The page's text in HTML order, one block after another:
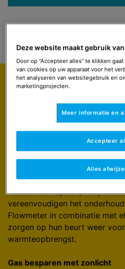
Uitgelicht
Enegiestations voor
collectorvelden van
De DKC zonne-
collectorvelden van 30 tot 100
zijn voorzien van
veiligheidsventielen om
zwaartekrachtcirculatie en
voorkomen. Spoel-, vul-, en
vereenvoudigen het
Flowmeter in combinatie met
zorgen op hun beurt weer
warmteopbrengst.
Gas besparen met zonlicht
Deze website maakt gebruik
Door op “Accepteer alles” te klikken
van cookies op uw apparaat voor het
het analyseren van websitegebruik en
marketingprojecten.
Meer informatie en
Alles
Accepteer